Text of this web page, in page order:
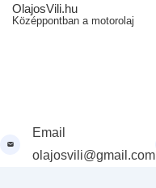
OlajosVili.hu
Középpontban a motorolaj
Email
olajosvili@gmail.com